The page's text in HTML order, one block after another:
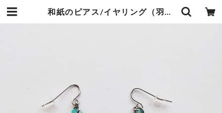
和紙のピアス/イヤリング（羽）【アクアブルー】S | 暮らしの中の和紙のかたち